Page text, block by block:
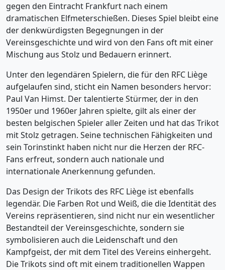
gegen den Eintracht Frankfurt nach einem
dramatischen Elfmeterschießen. Dieses Spiel bleibt eine
der denkwürdigsten Begegnungen in der
Vereinsgeschichte und wird von den Fans oft mit einer
Mischung aus Stolz und Bedauern erinnert.
Unter den legendären Spielern, die für den RFC Liège
aufgelaufen sind, sticht ein Namen besonders hervor:
Paul Van Himst. Der talentierte Stürmer, der in den
1950er und 1960er Jahren spielte, gilt als einer der
besten belgischen Spieler aller Zeiten und hat das Trikot
mit Stolz getragen. Seine technischen Fähigkeiten und
sein Torinstinkt haben nicht nur die Herzen der RFC-
Fans erfreut, sondern auch nationale und
internationale Anerkennung gefunden.
Das Design der Trikots des RFC Liège ist ebenfalls
legendär. Die Farben Rot und Weiß, die die Identität des
Vereins repräsentieren, sind nicht nur ein wesentlicher
Bestandteil der Vereinsgeschichte, sondern sie
symbolisieren auch die Leidenschaft und den
Kampfgeist, der mit dem Titel des Vereins einhergeht.
Die Trikots sind oft mit einem traditionellen Wappen